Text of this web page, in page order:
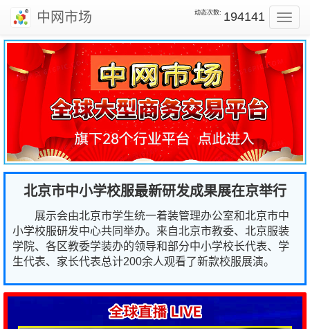
中网市场 动态次数: 194141
北京市中小学校服最新研发成果展在京举行
展示会由北京市学生统一着装管理办公室和北京市中
小学校服研发中心共同举办。来自北京市教委、北京服装
学院、各区教委学装办的领导和部分中小学校长代表、学
生代表、家长代表总计200余人观看了新款校服展演。